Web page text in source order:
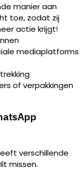
manier aan
toe, zodat zij
actie krijgt!
mediaplatforms
of verpakkingen
verschillende
missen.